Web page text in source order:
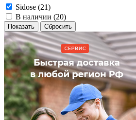
Sidose (21)
В наличии (20)
Сбросить